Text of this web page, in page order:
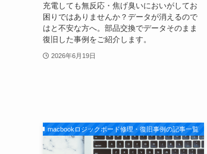
充電しても無反応・焦げ臭いにおいがしてお
困りではありませんか？データが消えるので
はと不安な方へ。部品交換でデータそのまま
復旧した事例をご紹介します。
2026年6月19日
macbookロジックボード修理・復旧事例の記事一覧